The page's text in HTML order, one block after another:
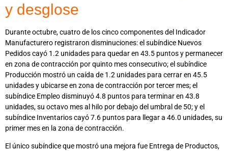
y desglose
Durante octubre, cuatro de los cinco componentes del Indicador
Manufacturero registraron disminuciones: el subíndice Nuevos
Pedidos cayó 1.2 unidades para quedar en 43.5 puntos y permanecer
en zona de contracción por quinto mes consecutivo; el subíndice
Producción mostró un caída de 1.2 unidades para cerrar en 45.5
unidades y ubicarse en zona de contracción por tercer mes; el
subíndice Empleo disminuyó 4.8 puntos para terminar en 43.8
unidades, su octavo mes al hilo por debajo del umbral de 50; y el
subíndice Inventarios cayó 7.6 puntos para llegar a 46.0 unidades, su
primer mes en la zona de contracción.
El único subíndice que mostró una mejora fue Entrega de Productos,